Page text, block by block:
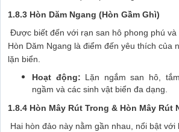
1.8.3 Hòn Dăm Ngang (Hòn Gầm Ghì)
Được biết đến với rạn san hô phong phú và
Hòn Dăm Ngang là điểm đến yêu thích của
lặn biển.
Hoạt động: Lặn ngắm san hô,
ngầm và các sinh vật biển đa dạng.
1.8.4 Hòn Mây Rút Trong & Hòn Mây Rút
Hai hòn đảo này nằm gần nhau, nổi bật